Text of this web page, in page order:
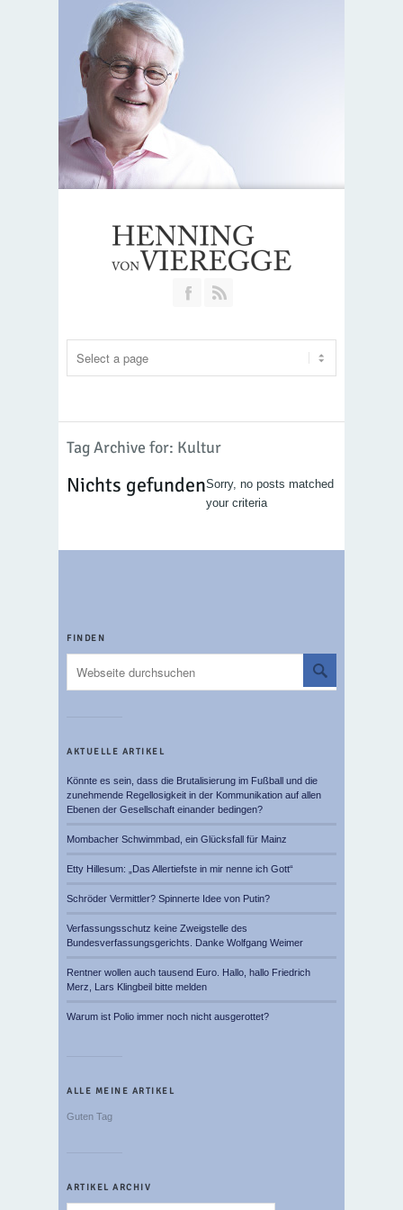
Join our Facebook Group
Tag Archive for: Kultur
Nichts gefundenSorry, no posts matched
your criteria
FINDEN
AKTUELLE ARTIKEL
Könnte es sein, dass die Brutalisierung im Fußball und die
zunehmende Regellosigkeit in der Kommunikation auf allen
Ebenen der Gesellschaft einander bedingen?
Mombacher Schwimmbad, ein Glücksfall für Mainz
Etty Hillesum: „Das Allertiefste in mir nenne ich Gott“
Schröder Vermittler? Spinnerte Idee von Putin?
Verfassungsschutz keine Zweigstelle des
Bundesverfassungsgerichts. Danke Wolfgang Weimer
Rentner wollen auch tausend Euro. Hallo, hallo Friedrich
Merz, Lars Klingbeil bitte melden
Warum ist Polio immer noch nicht ausgerottet?
ALLE MEINE ARTIKEL
Guten Tag
ARTIKEL ARCHIV